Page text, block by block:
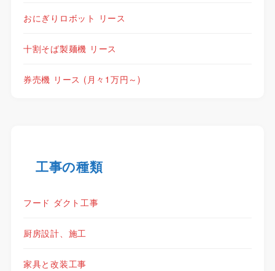
おにぎりロボット リース
十割そば製麺機 リース
券売機 リース (月々1万円～)
工事の種類
フード ダクト工事
厨房設計、施工
家具と改装工事